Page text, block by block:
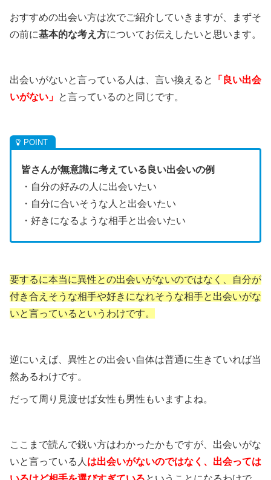
おすすめの出会い方は次でご紹介していきますが、まずそ
の前に基本的な考え方についてお伝えしたいと思います。
出会いがないと言っている人は、言い換えると
「良い出会
いがない」 と言っているのと同じです。
皆さんが無意識に考えている良い出会いの例
・自分の好みの人に出会いたい
・自分に合いそうな人と出会いたい
・好きになるような相手と出会いたい
要するに本当に異性との出会いがないのではなく、自分が
付き合えそうな相手や好きになれそうな相手と出会いがな
いと言っているというわけです。
逆にいえば、異性との出会い自体は普通に生きていれば当
然あるわけです。
だって周り見渡せば女性も男性もいますよね。
ここまで読んで鋭い方はわかったかもですが、出会いがな
いと言っている人 は出会いがないのではなく、出会っては